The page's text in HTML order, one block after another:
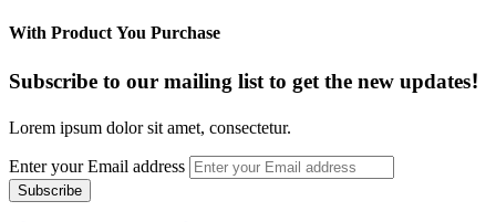
With Product You Purchase
Subscribe to our mailing list to get the new updates!
Lorem ipsum dolor sit amet, consectetur.
Enter your Email address